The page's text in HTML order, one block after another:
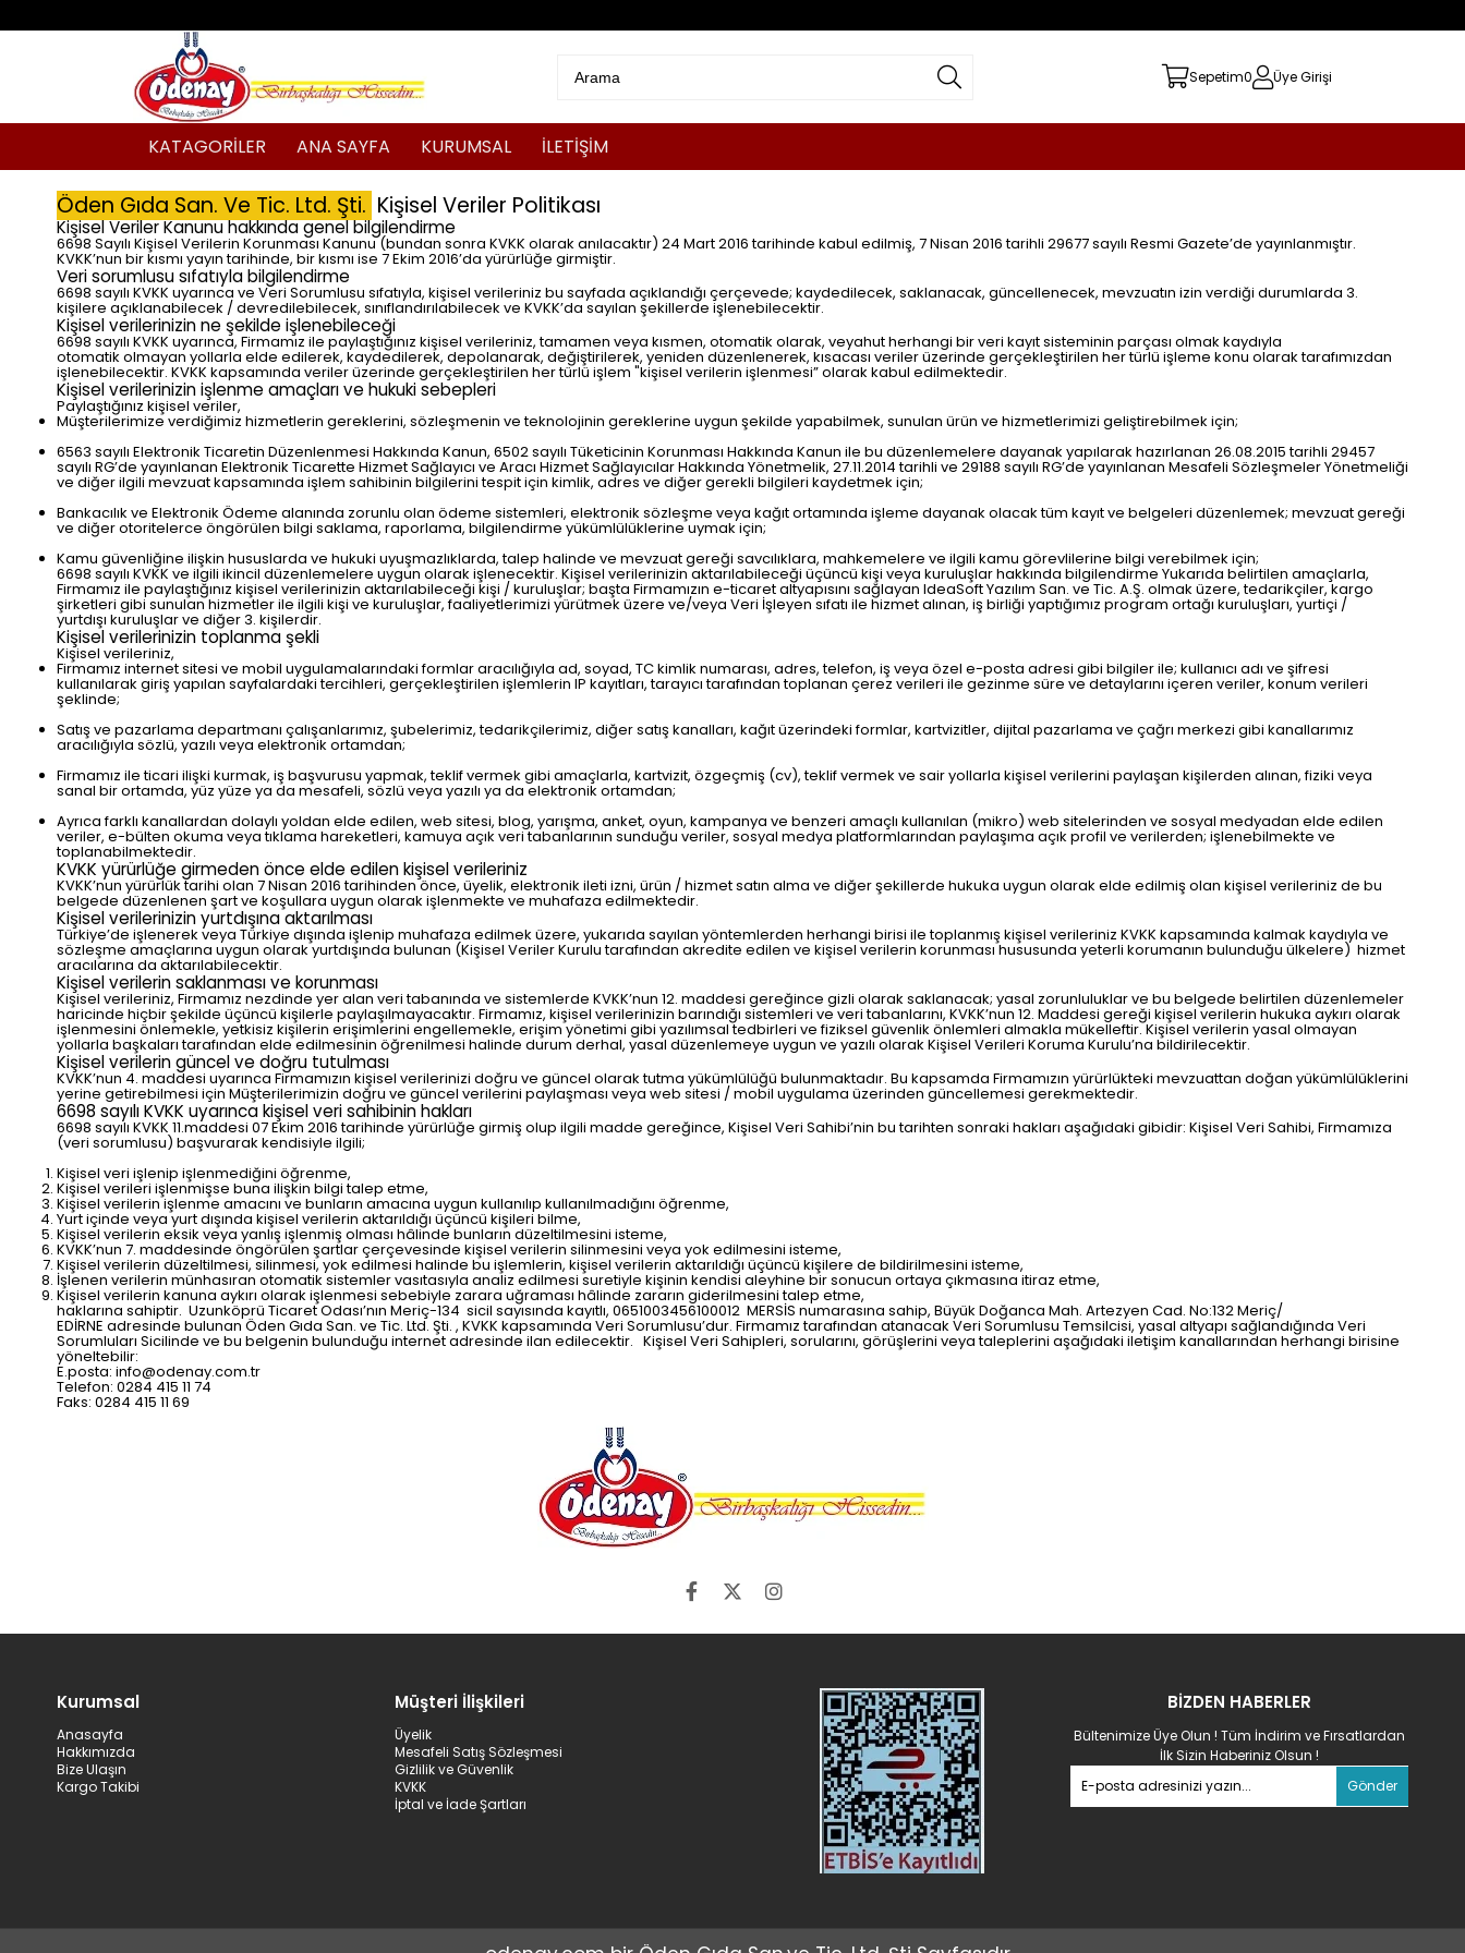
Sepetim0 Üye Girişi
KATAGORİLER ANA SAYFA KURUMSAL İLETİŞİM
Öden Gıda San. Ve Tic. Ltd. Şti. Kişisel Veriler Politikası
Kişisel Veriler Kanunu hakkında genel bilgilendirme
6698 Sayılı Kişisel Verilerin Korunması Kanunu (bundan sonra KVKK olarak anılacaktır) 24 Mart 2016 tarihinde kabul edilmiş, 7 Nisan 2016 tarihli 29677 sayılı Resmi Gazete’de yayınlanmıştır.
KVKK’nun bir kısmı yayın tarihinde, bir kısmı ise 7 Ekim 2016’da yürürlüğe girmiştir.
Veri sorumlusu sıfatıyla bilgilendirme
6698 sayılı KVKK uyarınca ve Veri Sorumlusu sıfatıyla, kişisel verileriniz bu sayfada açıklandığı çerçevede; kaydedilecek, saklanacak, güncellenecek, mevzuatın izin verdiği durumlarda 3.
kişilere açıklanabilecek / devredilebilecek, sınıflandırılabilecek ve KVKK’da sayılan şekillerde işlenebilecektir.
Kişisel verilerinizin ne şekilde işlenebileceği
6698 sayılı KVKK uyarınca, Firmamız ile paylaştığınız kişisel verileriniz, tamamen veya kısmen, otomatik olarak, veyahut herhangi bir veri kayıt sisteminin parçası olmak kaydıyla
otomatik olmayan yollarla elde edilerek, kaydedilerek, depolanarak, değiştirilerek, yeniden düzenlenerek, kısacası veriler üzerinde gerçekleştirilen her türlü işleme konu olarak tarafımızdan
işlenebilecektir. KVKK kapsamında veriler üzerinde gerçekleştirilen her türlü işlem "kişisel verilerin işlenmesi” olarak kabul edilmektedir.
Kişisel verilerinizin işlenme amaçları ve hukuki sebepleri
Paylaştığınız kişisel veriler,
Müşterilerimize verdiğimiz hizmetlerin gereklerini, sözleşmenin ve teknolojinin gereklerine uygun şekilde yapabilmek, sunulan ürün ve hizmetlerimizi geliştirebilmek için;
6563 sayılı Elektronik Ticaretin Düzenlenmesi Hakkında Kanun, 6502 sayılı Tüketicinin Korunması Hakkında Kanun ile bu düzenlemelere dayanak yapılarak hazırlanan 26.08.2015 tarihli 29457
sayılı RG’de yayınlanan Elektronik Ticarette Hizmet Sağlayıcı ve Aracı Hizmet Sağlayıcılar Hakkında Yönetmelik, 27.11.2014 tarihli ve 29188 sayılı RG’de yayınlanan Mesafeli Sözleşmeler Yönetmeliği
ve diğer ilgili mevzuat kapsamında işlem sahibinin bilgilerini tespit için kimlik, adres ve diğer gerekli bilgileri kaydetmek için;
Bankacılık ve Elektronik Ödeme alanında zorunlu olan ödeme sistemleri, elektronik sözleşme veya kağıt ortamında işleme dayanak olacak tüm kayıt ve belgeleri düzenlemek; mevzuat gereği
ve diğer otoritelerce öngörülen bilgi saklama, raporlama, bilgilendirme yükümlülüklerine uymak için;
Kamu güvenliğine ilişkin hususlarda ve hukuki uyuşmazlıklarda, talep halinde ve mevzuat gereği savcılıklara, mahkemelere ve ilgili kamu görevlilerine bilgi verebilmek için;
6698 sayılı KVKK ve ilgili ikincil düzenlemelere uygun olarak işlenecektir. Kişisel verilerinizin aktarılabileceği üçüncü kişi veya kuruluşlar hakkında bilgilendirme Yukarıda belirtilen amaçlarla,
Firmamız ile paylaştığınız kişisel verilerinizin aktarılabileceği kişi / kuruluşlar; başta Firmamızın e-ticaret altyapısını sağlayan IdeaSoft Yazılım San. ve Tic. A.Ş. olmak üzere, tedarikçiler, kargo
şirketleri gibi sunulan hizmetler ile ilgili kişi ve kuruluşlar, faaliyetlerimizi yürütmek üzere ve/veya Veri İşleyen sıfatı ile hizmet alınan, iş birliği yaptığımız program ortağı kuruluşları, yurtiçi /
yurtdışı kuruluşlar ve diğer 3. kişilerdir.
Kişisel verilerinizin toplanma şekli
Kişisel verileriniz,
Firmamız internet sitesi ve mobil uygulamalarındaki formlar aracılığıyla ad, soyad, TC kimlik numarası, adres, telefon, iş veya özel e-posta adresi gibi bilgiler ile; kullanıcı adı ve şifresi
kullanılarak giriş yapılan sayfalardaki tercihleri, gerçekleştirilen işlemlerin IP kayıtları, tarayıcı tarafından toplanan çerez verileri ile gezinme süre ve detaylarını içeren veriler, konum verileri
şeklinde;
Satış ve pazarlama departmanı çalışanlarımız, şubelerimiz, tedarikçilerimiz, diğer satış kanalları, kağıt üzerindeki formlar, kartvizitler, dijital pazarlama ve çağrı merkezi gibi kanallarımız
aracılığıyla sözlü, yazılı veya elektronik ortamdan;
Firmamız ile ticari ilişki kurmak, iş başvurusu yapmak, teklif vermek gibi amaçlarla, kartvizit, özgeçmiş (cv), teklif vermek ve sair yollarla kişisel verilerini paylaşan kişilerden alınan, fiziki veya
sanal bir ortamda, yüz yüze ya da mesafeli, sözlü veya yazılı ya da elektronik ortamdan;
Ayrıca farklı kanallardan dolaylı yoldan elde edilen, web sitesi, blog, yarışma, anket, oyun, kampanya ve benzeri amaçlı kullanılan (mikro) web sitelerinden ve sosyal medyadan elde edilen
veriler, e-bülten okuma veya tıklama hareketleri, kamuya açık veri tabanlarının sunduğu veriler, sosyal medya platformlarından paylaşıma açık profil ve verilerden; işlenebilmekte ve
toplanabilmektedir.
KVKK yürürlüğe girmeden önce elde edilen kişisel verileriniz
KVKK’nun yürürlük tarihi olan 7 Nisan 2016 tarihinden önce, üyelik, elektronik ileti izni, ürün / hizmet satın alma ve diğer şekillerde hukuka uygun olarak elde edilmiş olan kişisel verileriniz de bu
belgede düzenlenen şart ve koşullara uygun olarak işlenmekte ve muhafaza edilmektedir.
Kişisel verilerinizin yurtdışına aktarılması
Türkiye’de işlenerek veya Türkiye dışında işlenip muhafaza edilmek üzere, yukarıda sayılan yöntemlerden herhangi birisi ile toplanmış kişisel verileriniz KVKK kapsamında kalmak kaydıyla ve
sözleşme amaçlarına uygun olarak yurtdışında bulunan (Kişisel Veriler Kurulu tarafından akredite edilen ve kişisel verilerin korunması hususunda yeterli korumanın bulunduğu ülkelere) hizmet
aracılarına da aktarılabilecektir.
Kişisel verilerin saklanması ve korunması
Kişisel verileriniz, Firmamız nezdinde yer alan veri tabanında ve sistemlerde KVKK’nun 12. maddesi gereğince gizli olarak saklanacak; yasal zorunluluklar ve bu belgede belirtilen düzenlemeler
haricinde hiçbir şekilde üçüncü kişilerle paylaşılmayacaktır. Firmamız, kişisel verilerinizin barındığı sistemleri ve veri tabanlarını, KVKK’nun 12. Maddesi gereği kişisel verilerin hukuka aykırı olarak
işlenmesini önlemekle, yetkisiz kişilerin erişimlerini engellemekle, erişim yönetimi gibi yazılımsal tedbirleri ve fiziksel güvenlik önlemleri almakla mükelleftir. Kişisel verilerin yasal olmayan
yollarla başkaları tarafından elde edilmesinin öğrenilmesi halinde durum derhal, yasal düzenlemeye uygun ve yazılı olarak Kişisel Verileri Koruma Kurulu’na bildirilecektir.
Kişisel verilerin güncel ve doğru tutulması
KVKK’nun 4. maddesi uyarınca Firmamızın kişisel verilerinizi doğru ve güncel olarak tutma yükümlülüğü bulunmaktadır. Bu kapsamda Firmamızın yürürlükteki mevzuattan doğan yükümlülüklerini
yerine getirebilmesi için Müşterilerimizin doğru ve güncel verilerini paylaşması veya web sitesi / mobil uygulama üzerinden güncellemesi gerekmektedir.
6698 sayılı KVKK uyarınca kişisel veri sahibinin hakları
6698 sayılı KVKK 11.maddesi 07 Ekim 2016 tarihinde yürürlüğe girmiş olup ilgili madde gereğince, Kişisel Veri Sahibi’nin bu tarihten sonraki hakları aşağıdaki gibidir: Kişisel Veri Sahibi, Firmamıza
(veri sorumlusu) başvurarak kendisiyle ilgili;
Kişisel veri işlenip işlenmediğini öğrenme,
Kişisel verileri işlenmişse buna ilişkin bilgi talep etme,
Kişisel verilerin işlenme amacını ve bunların amacına uygun kullanılıp kullanılmadığını öğrenme,
Yurt içinde veya yurt dışında kişisel verilerin aktarıldığı üçüncü kişileri bilme,
Kişisel verilerin eksik veya yanlış işlenmiş olması hâlinde bunların düzeltilmesini isteme,
KVKK’nun 7. maddesinde öngörülen şartlar çerçevesinde kişisel verilerin silinmesini veya yok edilmesini isteme,
Kişisel verilerin düzeltilmesi, silinmesi, yok edilmesi halinde bu işlemlerin, kişisel verilerin aktarıldığı üçüncü kişilere de bildirilmesini isteme,
İşlenen verilerin münhasıran otomatik sistemler vasıtasıyla analiz edilmesi suretiyle kişinin kendisi aleyhine bir sonucun ortaya çıkmasına itiraz etme,
Kişisel verilerin kanuna aykırı olarak işlenmesi sebebiyle zarara uğraması hâlinde zararın giderilmesini talep etme,
haklarına sahiptir. Uzunköprü Ticaret Odası’nın Meriç-134 sicil sayısında kayıtlı, 0651003456100012 MERSİS numarasına sahip, Büyük Doğanca Mah. Artezyen Cad. No:132 Meriç/
EDİRNE adresinde bulunan Öden Gıda San. ve Tic. Ltd. Şti. , KVKK kapsamında Veri Sorumlusu’dur. Firmamız tarafından atanacak Veri Sorumlusu Temsilcisi, yasal altyapı sağlandığında Veri
Sorumluları Sicilinde ve bu belgenin bulunduğu internet adresinde ilan edilecektir. Kişisel Veri Sahipleri, sorularını, görüşlerini veya taleplerini aşağıdaki iletişim kanallarından herhangi birisine
yöneltebilir:
E.posta: info@odenay.com.tr
Telefon: 0284 415 11 74
Faks: 0284 415 11 69
Kurumsal
Anasayfa
Hakkımızda
Bize Ulaşın
Kargo Takibi
Müşteri İlişkileri
Üyelik
Mesafeli Satış Sözleşmesi
Gizlilik ve Güvenlik
KVKK
İptal ve İade Şartları
BİZDEN HABERLER
Bültenimize Üye Olun ! Tüm İndirim ve Fırsatlardan
İlk Sizin Haberiniz Olsun !
Gönder